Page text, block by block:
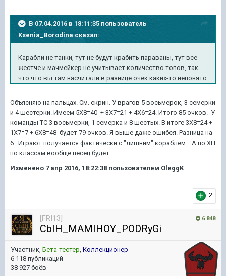
В 07.04.2016 в 18:11:35 пользователь
Ksenia_Borodina сказал:
Карабли не танки, тут не будут крабить параваны, тут все
жестче и мачмейкер не учитывает количество топов, так
что что вы там насчитали в разнице очек каких-то непонято
Объясняю на пальцах. См. скрин. У врагов 5 восьмерок, 3 семерки
и 4 шестерки. Имеем 5Х8=40 + 3Х7=21 + 4Х6=24. Итого 85 очков. У
команды ТС 3 восьмерки, 1 семерка и 8 шестых. В итоге 3Х8=24 +
1Х7=7 + 6Х8=48 будет 79 очков. Я выше даже ошибся. Разница на
6. Играют получается фактически с "лишним" кораблем. А по ХП
по классам вообще песец будет.
Изменено 7 апр 2016, 18:22:38 пользователем OleggK
2
6 848
[FRI13]
CbIH_MAMIHOY_PODRyGi
Участник, Бета-тестер, Коллекционер
6 118 публикаций
38 927 боёв